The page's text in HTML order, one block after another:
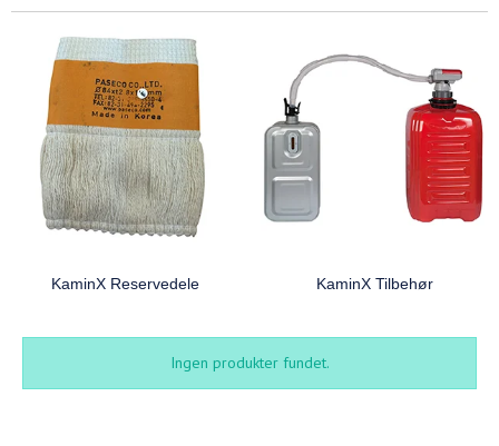
KaminX Reservedele KaminX Tilbehør
Ingen produkter fundet.